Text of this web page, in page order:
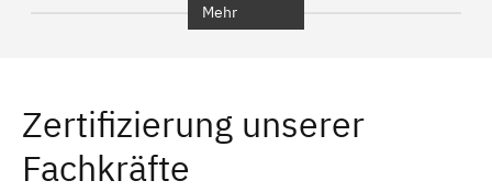
Erlangen Bamberg
Bayreuth
Mehr
Zertifizierung unserer
Fachkräfte